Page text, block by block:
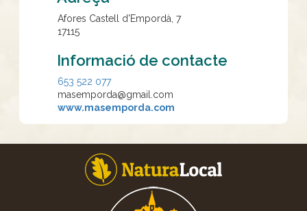
Afores Castell d'Empordà, 7
17115
Informació de contacte
653 522 077
masemporda@gmail.com
www.masemporda.com